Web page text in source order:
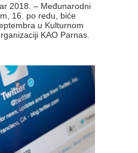
2018. – Međunarodni
16. po redu, biće
u Kulturnom
KAO Parnas.